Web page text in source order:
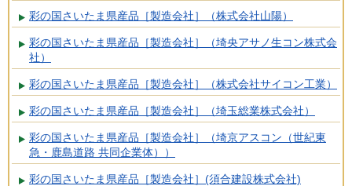
彩の国さいたま県産品［製造会社］（株式会社山陽）
彩の国さいたま県産品［製造会社］（埼央アサノ生コン株式会
社）
彩の国さいたま県産品［製造会社］（株式会社サイコン工業）
彩の国さいたま県産品［製造会社］（埼玉総業株式会社）
彩の国さいたま県産品［製造会社］（埼京アスコン（世紀東
急・鹿島道路 共同企業体））
彩の国さいたま県産品［製造会社］(須合建設株式会社)